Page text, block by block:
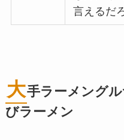
言えるだ
大手ラーメング
びラーメン